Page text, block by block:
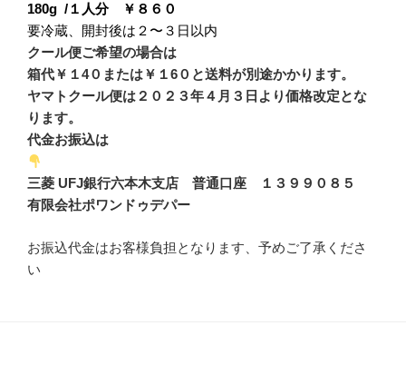
180g /１人分 ￥８６０
要冷蔵、開封後は２〜３日以内
クール便ご希望の場合は
箱代￥１4０または￥１6０と送料が別途かかります。
ヤマトクール便は２０２３年４月３日より価格改定とな
ります。
代金お振込は
三菱 UFJ銀行六本木支店 普通口座 １３９９０８５
有限会社ポワンドゥデパー
お振込代金はお客様負担となります、予めご了承くださ
い